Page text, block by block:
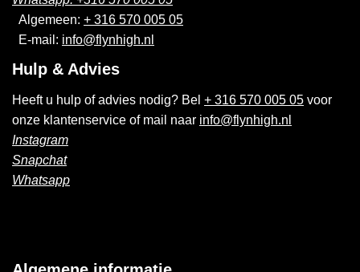
Algemeen: + 316 570 005 05
E-mail: info@flynhigh.nl
Hulp & Advies
Heeft u hulp of advies nodig? Bel + 316 570 005 05 voor
onze klantenservice of mail naar info@flynhigh.nl
Instagram
Snapchat
Whatsapp